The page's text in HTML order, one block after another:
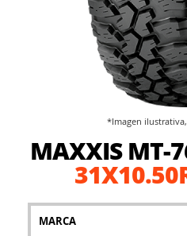
MAXXIS MT-
MARCA
*Imagen
galería